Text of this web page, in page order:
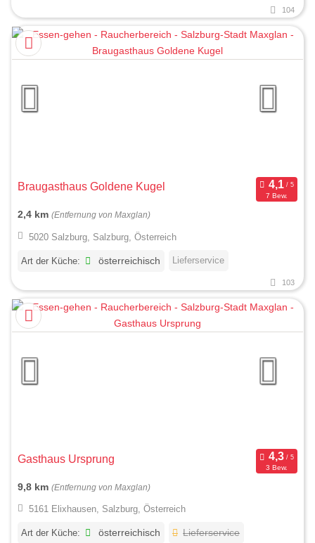
104
Braugasthaus Goldene Kugel
7 Bew.
2,4 km (Entfernung von Maxglan)
5020 Salzburg, Salzburg, Österreich
Art der Küche: österreichisch Lieferservice
103
Gasthaus Ursprung
3 Bew.
9,8 km (Entfernung von Maxglan)
5161 Elixhausen, Salzburg, Österreich
Art der Küche: österreichisch Lieferservice